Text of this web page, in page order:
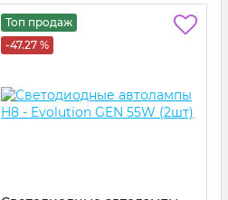
Топ продаж
-47.27 %